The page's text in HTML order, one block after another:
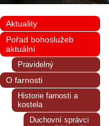
Aktuality
Pořad bohoslužeb
aktuální
Pravidelný
O farnosti
Historie farnosti a
kostela
Duchovní správci